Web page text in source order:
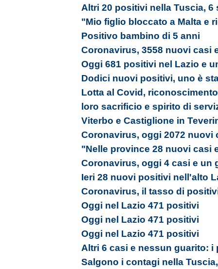
Altri 20 positivi nella Tuscia, 6
"Mio figlio bloccato a Malta e
Positivo bambino di 5 anni
Coronavirus, 3558 nuovi casi
Oggi 681 positivi nel Lazio e
Dodici nuovi positivi, uno è
Lotta al Covid,
loro sacrificio e spirito di
Viterbo e Castiglione in
Coronavirus, oggi 2072 nuovi
"Nelle province 28 nuovi casi
Coronavirus, oggi 4 casi e un
Ieri 28 nuovi positivi nell'alto
Coronavirus, il tasso di
Oggi nel Lazio 471 positivi
Oggi nel Lazio 471 positivi
Oggi nel Lazio 471 positivi
Altri 6 casi e nessun guarito:
Salgono i contagi nella